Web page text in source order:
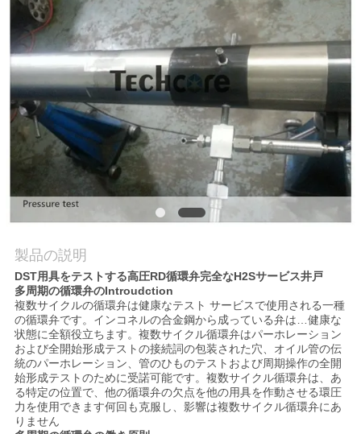
品
質
管
理
私
達
に
連
絡
し
な
さ
製品の説明
DST用具をテストする高圧RD循環弁完全なH2Sサービス井戸
多周期の循環弁のIntroudction
複数サイクルの循環弁は健康なテスト サービスで使用される一種
の循環弁です。インコネルの合金鋼から成っている弁は…健康な
状態に全額役立ちます。複数サイクル循環弁はパーホレーション
および全開始形成テストの接続詞の包装された穴、オイル管の伝
統のパーホレーション、管のひものテストおよび周期操作の全開
始形成テストのために受諾可能です。複数サイクル循環弁は、あ
る特定の位置で、他の循環弁の欠点を他の用具を作動させる環圧
力を使用できます何回も克服し、影響は複数サイクル循環弁にあ
りません